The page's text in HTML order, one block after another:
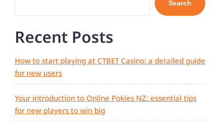
Search
Recent Posts
How to start playing at CTBET Casino: a detailed guide
for new users
Your introduction to Online Pokies NZ: essential tips
for new players to win big